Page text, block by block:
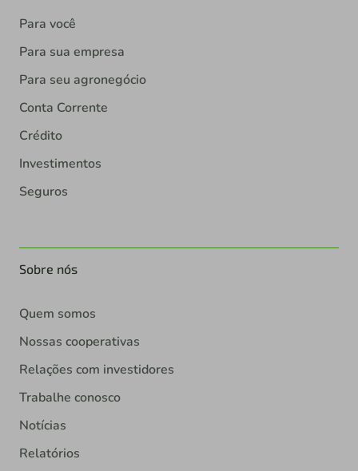
Para você
Para sua empresa
Para seu agronegócio
Conta Corrente
Crédito
Investimentos
Seguros
Sobre nós
Quem somos
Nossas cooperativas
Relações com investidores
Trabalhe conosco
Notícias
Relatórios